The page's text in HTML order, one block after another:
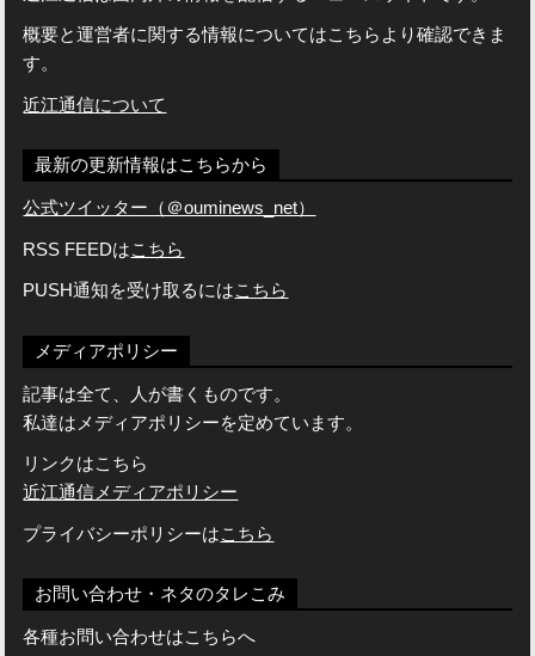
概要と運営者に関する情報についてはこちらより確認できま
す。
近江通信について
最新の更新情報はこちらから
公式ツイッター（＠ouminews_net）
RSS FEEDはこちら
PUSH通知を受け取るにはこちら
メディアポリシー
記事は全て、人が書くものです。
私達はメディアポリシーを定めています。
リンクはこちら
近江通信メディアポリシー
プライバシーポリシーはこちら
お問い合わせ・ネタのタレこみ
各種お問い合わせはこちらへ